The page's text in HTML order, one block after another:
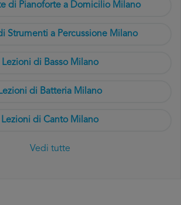
di Pianoforte a Domicilio Milano
Strumenti a Percussione Milano
Lezioni di Basso Milano
Lezioni di Batteria Milano
Lezioni di Canto Milano
Vedi tutte